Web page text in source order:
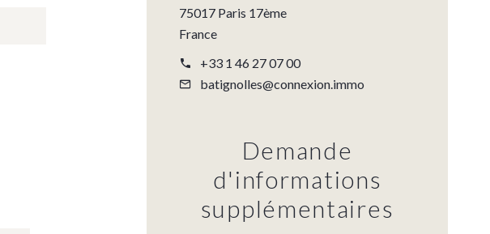
75017 Paris 17ème
France
+33 1 46 27 07 00
batignolles@connexion.immo
Demande
d'informations
supplémentaires